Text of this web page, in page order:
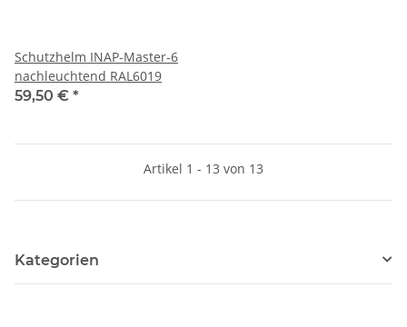
Schutzhelm INAP-Master-6
nachleuchtend RAL6019
59,50 € *
Artikel 1 - 13 von 13
Kategorien